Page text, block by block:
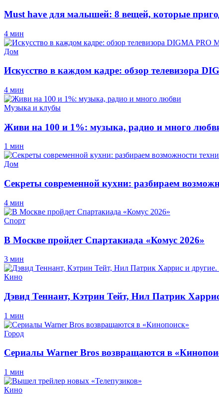
Must have для малышей: 8 вещей, которые
4 мин
Дом
Искусство в каждом кадре: обзор телевизора
4 мин
Музыка и клубы
Живи на 100 и 1%: музыка, радио и много
1 мин
Дом
Секреты современной кухни: разбираем
4 мин
Спорт
В Москве пройдет Спартакиада «Комус 2026»
3 мин
Кино
Дэвид Теннант, Кэтрин Тейт, Нил Патрик
1 мин
Город
Сериалы Warner Bros возвращаются в
1 мин
Кино